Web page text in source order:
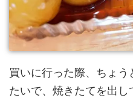
買いに行った際、ちょ
たいで、焼きたてを出し